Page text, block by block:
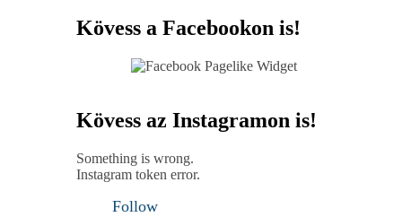
Kövess a Facebookon is!
Kövess az Instagramon is!
Something is wrong.
Instagram token error.
Follow